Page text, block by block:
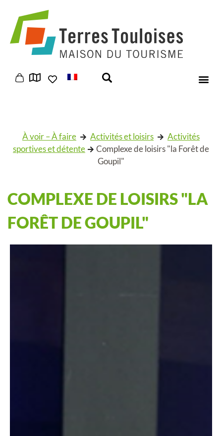
À voir – À faire Activités et loisirs
Activités
sportives et détente
Complexe de loisirs "la Forêt de
Goupil"
COMPLEXE DE LOISIRS "LA
FORÊT DE GOUPIL"